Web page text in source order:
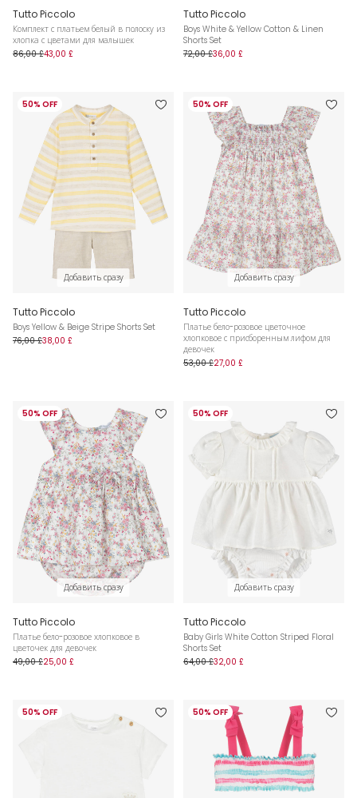
Tutto Piccolo
Комплект с платьем белый в полоску из
хлопка с цветами для малышек
86,00 £43,00 £
Tutto Piccolo
Boys White & Yellow Cotton & Linen
Shorts Set
72,00 £36,00 £
50% OFF
Добавить сразу
Tutto Piccolo
Boys Yellow & Beige Stripe Shorts Set
76,00 £38,00 £
50% OFF
Добавить сразу
Tutto Piccolo
Платье бело-розовое цветочное
хлопковое с присборенным лифом для
девочек
53,00 £27,00 £
50% OFF
Добавить сразу
Tutto Piccolo
Платье бело-розовое хлопковое в
цветочек для девочек
49,00 £25,00 £
50% OFF
Добавить сразу
Tutto Piccolo
Baby Girls White Cotton Striped Floral
Shorts Set
64,00 £32,00 £
50% OFF 50% OFF